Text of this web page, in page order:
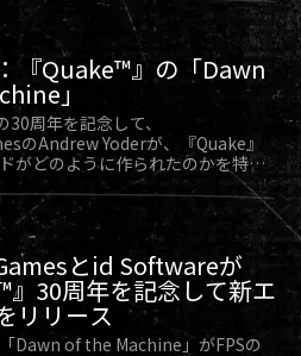
『Quake™』の「Dawn
」
30周年を記念して、
のAndrew Yoderが、『Quake』
がどのように作られたのかを特別
す。
とid Softwareが
』30周年を記念して新エ
リリース
Dawn of the Machine」がFPSの